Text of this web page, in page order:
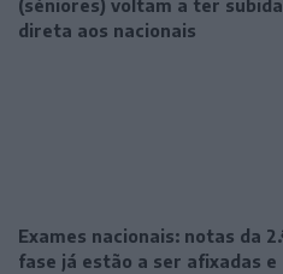
(séniores) voltam a ter subida
direta aos nacionais
Exames nacionais: notas da
fase já estão a ser afixadas e